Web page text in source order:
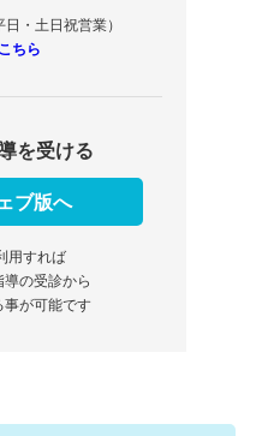
・土日祝営業）
こちら
を受ける
ブ版へ
用すれば
の受診から
事が可能です